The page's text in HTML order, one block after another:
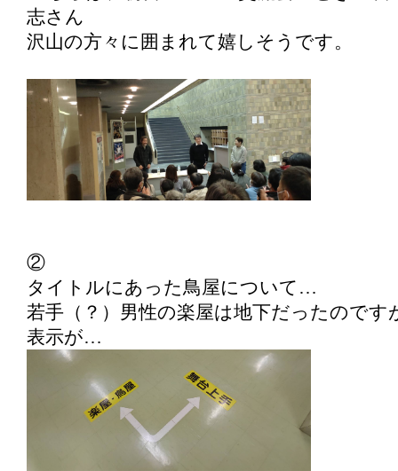
志さん
沢山の方々に囲まれて嬉しそうです。
②
タイトルにあった鳥屋について…
若手（？）男性の楽屋は地下だったのです
表示が…